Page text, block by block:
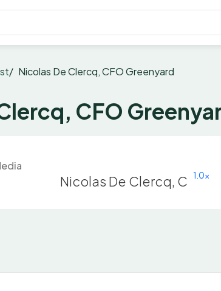
Nicolas De Clercq, CFO Greenyard
CFO
Nicolas De Clercq, CFO
1.0x